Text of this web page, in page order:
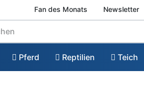
Fan des Monats Newsletter
Pferd Reptilien Teich